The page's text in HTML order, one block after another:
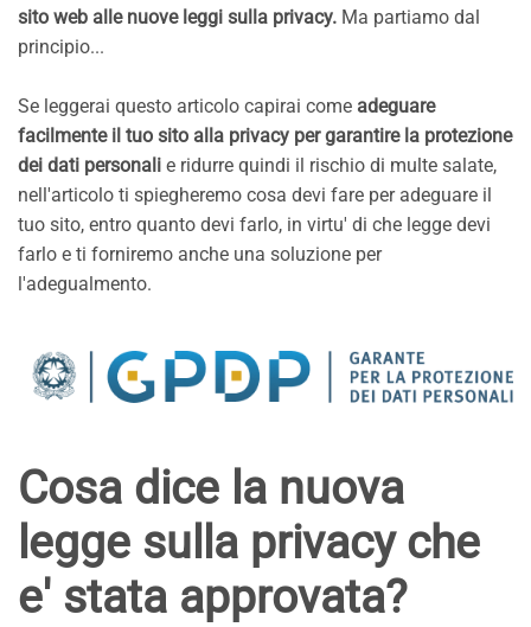
sito web alle nuove leggi sulla privacy. Ma partiamo dal
principio...
Se leggerai questo articolo capirai come adeguare
facilmente il tuo sito alla privacy per garantire la protezione
dei dati personali e ridurre quindi il rischio di multe salate,
nell'articolo ti spiegheremo cosa devi fare per adeguare il
tuo sito, entro quanto devi farlo, in virtu' di che legge devi
farlo e ti forniremo anche una soluzione per
l'adegualmento.
Cosa dice la nuova
legge sulla privacy che
e' stata approvata?